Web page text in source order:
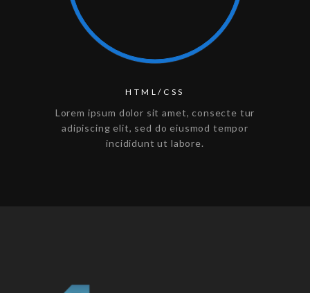
HTML/CSS
Lorem ipsum dolor sit amet, consecte tur
adipiscing elit, sed do eiusmod tempor
incididunt ut labore.